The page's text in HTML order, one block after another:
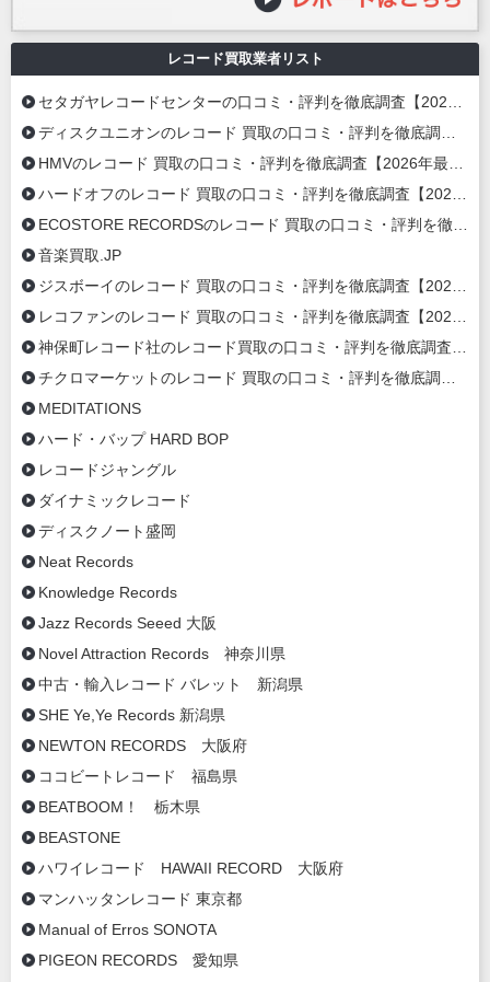
レコード買取業者リスト
セタガヤレコードセンターの口コミ・評判を徹底調査【2026年最新】
ディスクユニオンのレコード 買取の口コミ・評判を徹底調査【2026年最新】
HMVのレコード 買取の口コミ・評判を徹底調査【2026年最新】
ハードオフのレコード 買取の口コミ・評判を徹底調査【2026年最新】
ECOSTORE RECORDSのレコード 買取の口コミ・評判を徹底調査【2020年最新】
音楽買取.JP
ジスボーイのレコード 買取の口コミ・評判を徹底調査【2020年最新】
レコファンのレコード 買取の口コミ・評判を徹底調査【2020年最新】
神保町レコード社のレコード買取の口コミ・評判を徹底調査【2020年最新】
チクロマーケットのレコード 買取の口コミ・評判を徹底調査【2020年最新】
MEDITATIONS
ハード・バップ HARD BOP
レコードジャングル
ダイナミックレコード
ディスクノート盛岡
Neat Records
Knowledge Records
Jazz Records Seeed 大阪
Novel Attraction Records 神奈川県
中古・輸入レコード バレット 新潟県
SHE Ye,Ye Records 新潟県
NEWTON RECORDS 大阪府
ココビートレコード 福島県
BEATBOOM！ 栃木県
BEASTONE
ハワイレコード HAWAII RECORD 大阪府
マンハッタンレコード 東京都
Manual of Erros SONOTA
PIGEON RECORDS 愛知県